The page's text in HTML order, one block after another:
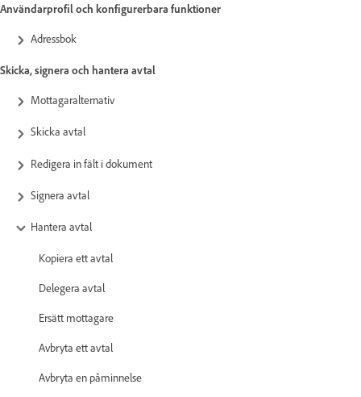
Användarprofil och konfigurerbara funktioner
Adressbok
Skicka, signera och hantera avtal
Mottagaralternativ
Skicka avtal
Redigera in fält i dokument
Signera avtal
Hantera avtal
Kopiera ett avtal
Delegera avtal
Ersätt mottagare
Avbryta ett avtal
Avbryta en påminnelse